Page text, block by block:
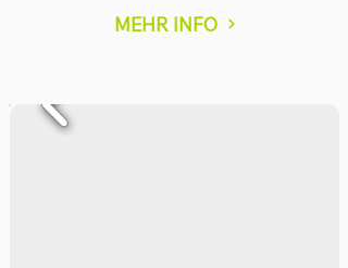
MEHR INFO